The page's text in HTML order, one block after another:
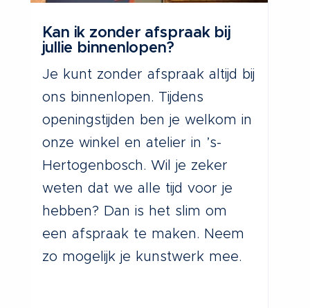
Kan ik zonder afspraak bij
jullie binnenlopen?
Je kunt zonder afspraak altijd bij
ons binnenlopen. Tijdens
openingstijden ben je welkom in
onze winkel en atelier in ’s-
Hertogenbosch. Wil je zeker
weten dat we alle tijd voor je
hebben? Dan is het slim om
een afspraak te maken. Neem
zo mogelijk je kunstwerk mee.